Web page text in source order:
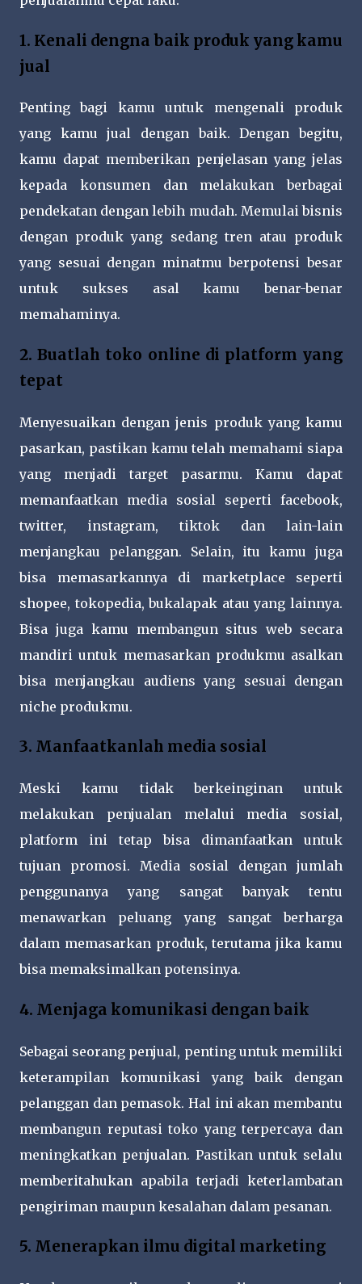
1. Kenali dengna baik produk yang kamu
jual
Penting bagi kamu untuk mengenali produk
yang kamu jual dengan baik. Dengan begitu,
kamu dapat memberikan penjelasan yang jelas
kepada konsumen dan melakukan berbagai
pendekatan dengan lebih mudah. Memulai bisnis
dengan produk yang sedang tren atau produk
yang sesuai dengan minatmu berpotensi besar
untuk sukses asal kamu benar-benar
memahaminya.
2. Buatlah toko online di platform yang
tepat
Menyesuaikan dengan jenis produk yang kamu
pasarkan, pastikan kamu telah memahami siapa
yang menjadi target pasarmu. Kamu dapat
memanfaatkan media sosial seperti facebook,
twitter, instagram, tiktok dan lain-lain
menjangkau pelanggan. Selain, itu kamu juga
bisa memasarkannya di marketplace seperti
shopee, tokopedia, bukalapak atau yang lainnya.
Bisa juga kamu membangun situs web secara
mandiri untuk memasarkan produkmu asalkan
bisa menjangkau audiens yang sesuai dengan
niche produkmu.
3. Manfaatkanlah media sosial
Meski kamu tidak berkeinginan untuk
melakukan penjualan melalui media sosial,
platform ini tetap bisa dimanfaatkan untuk
tujuan promosi. Media sosial dengan jumlah
penggunanya yang sangat banyak tentu
menawarkan peluang yang sangat berharga
dalam memasarkan produk, terutama jika kamu
bisa memaksimalkan potensinya.
4. Menjaga komunikasi dengan baik
Sebagai seorang penjual, penting untuk memiliki
keterampilan komunikasi yang baik dengan
pelanggan dan pemasok. Hal ini akan membantu
membangun reputasi toko yang terpercaya dan
meningkatkan penjualan. Pastikan untuk selalu
memberitahukan apabila terjadi keterlambatan
pengiriman maupun kesalahan dalam pesanan.
5. Menerapkan ilmu digital marketing